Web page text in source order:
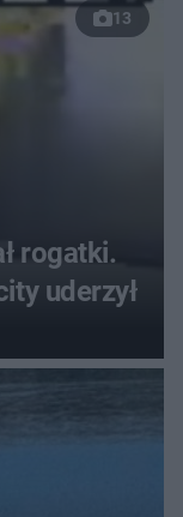
13
rogatki.
uderzył